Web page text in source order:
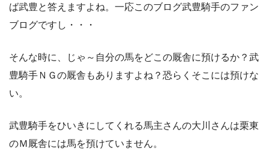
ば武豊と答えますよね。一応このブログ武豊騎手のファン
ブログですし・・・
そんな時に、じゃ～自分の馬をどこの厩舎に預けるか？武
豊騎手ＮＧの厩舎もありますよね？恐らくそこには預けな
い。
武豊騎手をひいきにしてくれる馬主さんの大川さんは栗東
のＭ厩舎には馬を預けていません。